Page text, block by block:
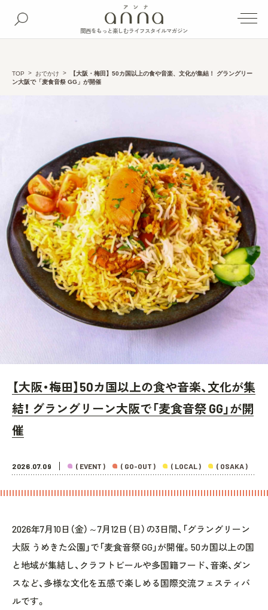
関西をもっと楽しむライフスタイルマガジン
TOP おでかけ
【大阪・梅田】50カ国以上の食や音楽、文化が集結！ グラングリー
ン大阪で「麦食音祭 GG」が開催
【大阪・梅田】50カ国以上の食や音楽、文化が集
結！ グラングリーン大阪で「麦食音祭 GG」が開
催
2026.07.09 ( EVENT ) ( GO-OUT ) ( LOCAL ) ( OSAKA )
2026年7月10日（金）～7月12日（日）の3日間、「グラングリーン
大阪 うめきた公園」で「麦食音祭 GG」が開催。50カ国以上の国
と地域が集結し、クラフトビールや多国籍フード、音楽、ダン
スなど、多様な文化を五感で楽しめる国際交流フェスティバ
ルです。